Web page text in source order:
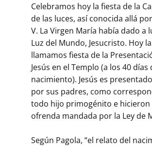
Celebramos hoy la fiesta de la
de las luces, así conocida allá
V. La Virgen María había dado a
Luz del Mundo, Jesucristo. Hoy la
llamamos fiesta de la
Jesús en el Templo (a los 40 días
nacimiento). Jesús es
por sus padres, como
todo hijo primogénito e hicieron
ofrenda mandada por la Ley de
Según Pagola, “el relato del